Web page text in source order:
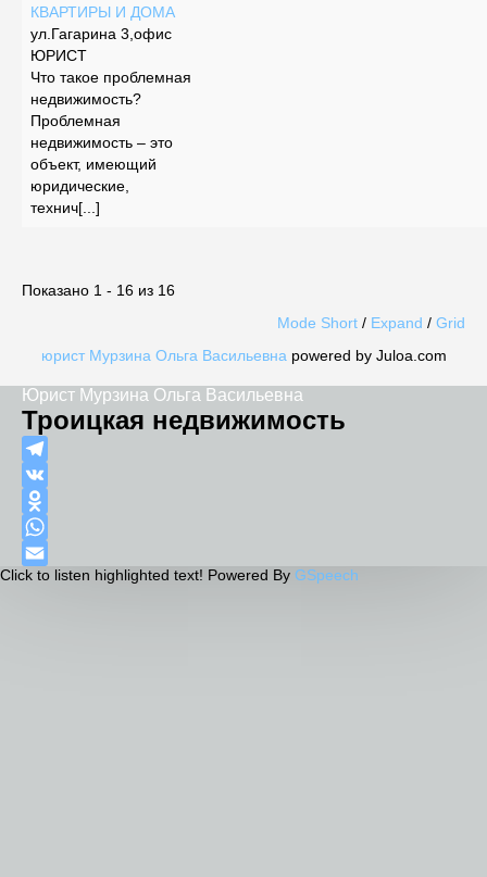
ул.Гагарина 3,офис
ЮРИСТ
Что такое проблемная
недвижимость?
Проблемная
недвижимость – это
объект, имеющий
юридические,
технич[...]
Показано 1 - 16 из 16
Mode Short / Expand / Grid
юрист Мурзина Ольга Васильевна powered by Juloa.com
Юрист Мурзина Ольга Васильевна
Троицкая недвижимость
Telegram
VK
Odnoklassniki
WhatsApp
Email
Click to listen highlighted text! Powered By GSpeech